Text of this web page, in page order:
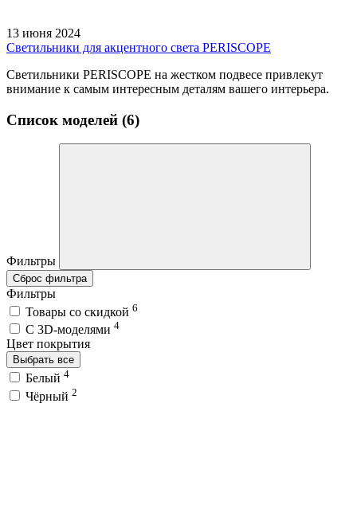
13 июня 2024
Светильники для акцентного света PERISCOPE
Светильники PERISCOPE на жестком подвесе привлекут
внимание к самым интересным деталям вашего интерьера.
Список моделей (6)
Фильтры
Сброс фильтра
Фильтры
Товары со скидкой 6
C 3D-моделями 4
Цвет покрытия
Выбрать все
Белый 4
Чёрный 2